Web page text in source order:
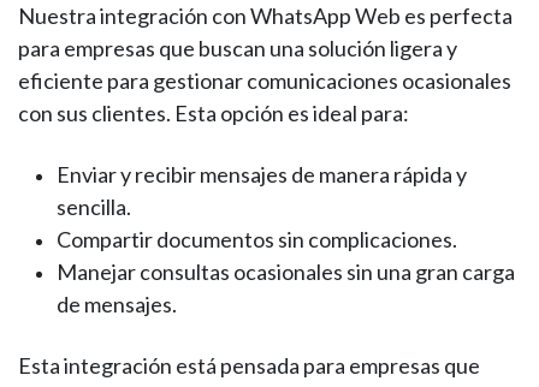
Nuestra integración con WhatsApp Web es perfecta
para empresas que buscan una solución ligera y
eficiente para gestionar comunicaciones ocasionales
con sus clientes. Esta opción es ideal para:
Enviar y recibir mensajes de manera rápida y
sencilla.
Compartir documentos sin complicaciones.
Manejar consultas ocasionales sin una gran carga
de mensajes.
Esta integración está pensada para empresas que